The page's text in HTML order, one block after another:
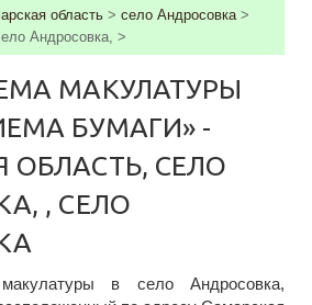
область > село Андросовка>
Андросовка, >
МАКУЛАТУРЫ
БУМАГИ» -
ОБЛАСТЬ, СЕЛО
, СЕЛО
в село Андросовка,